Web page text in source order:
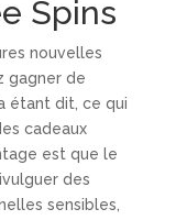
Spins
nouvelles
gagner de
étant dit, ce qui
cadeaux
est que le
des
sensibles,